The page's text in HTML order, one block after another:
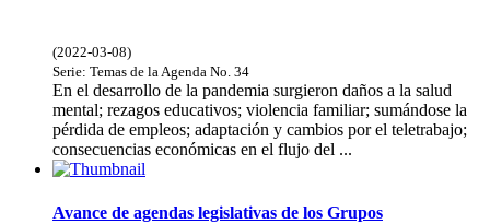
(2022-03-08)
Serie: Temas de la Agenda No. 34
En el desarrollo de la pandemia surgieron daños a la salud
mental; rezagos educativos; violencia familiar; sumándose la
pérdida de empleos; adaptación y cambios por el teletrabajo;
consecuencias económicas en el flujo del ...
Avance de agendas legislativas de los Grupos